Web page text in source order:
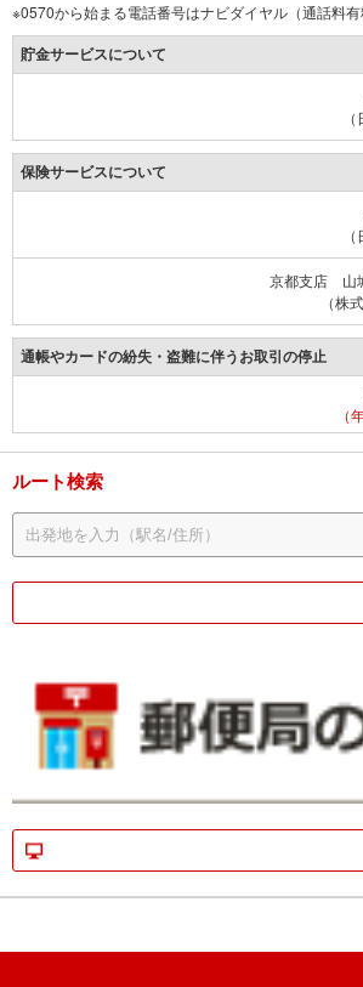
※0570から始まる電話番号はナビダイヤル（通話料
貯金サービスについて
保険サービスについて
京都支店 山
（株
通帳やカードの紛失・盗難に伴うお取引の停止
（
ルート検索